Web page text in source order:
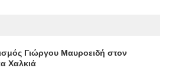
Γιώργου Μαυροειδή στον
Χαλκιά